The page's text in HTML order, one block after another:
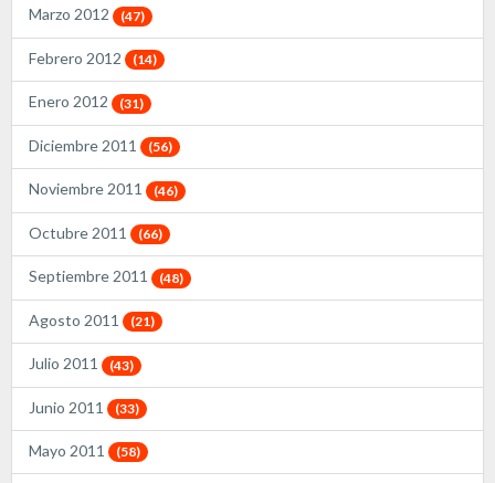
Marzo 2012 (47)
Febrero 2012 (14)
Enero 2012 (31)
Diciembre 2011 (56)
Noviembre 2011 (46)
Octubre 2011 (66)
Septiembre 2011 (48)
Agosto 2011 (21)
Julio 2011 (43)
Junio 2011 (33)
Mayo 2011 (58)